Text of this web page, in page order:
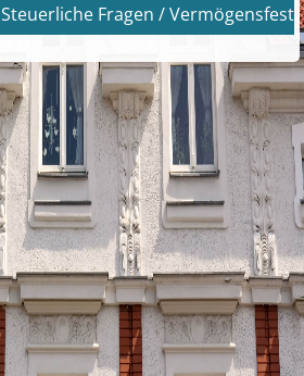
Steuerliche Fragen /